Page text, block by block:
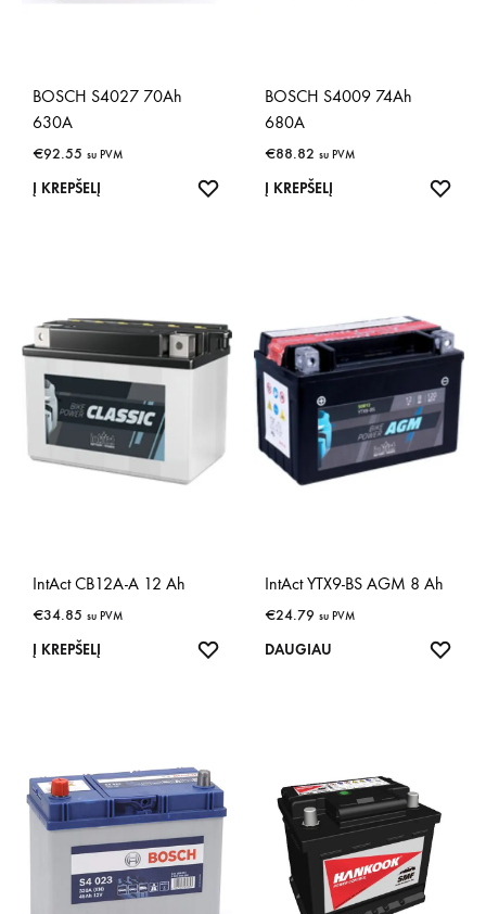
BOSCH S4027 70Ah
630A
€92.55 su PVM
Į KREPŠELĮ IŠSAUGOTI
BOSCH S4009 74Ah
680A
€88.82 su PVM
Į KREPŠELĮ
IntAct CB12A-A 12 Ah
€34.85 su PVM
Į KREPŠELĮ IŠSAUGOTI
IntAct YTX9-BS AGM 8 Ah
€24.79 su PVM
DAUGIAU